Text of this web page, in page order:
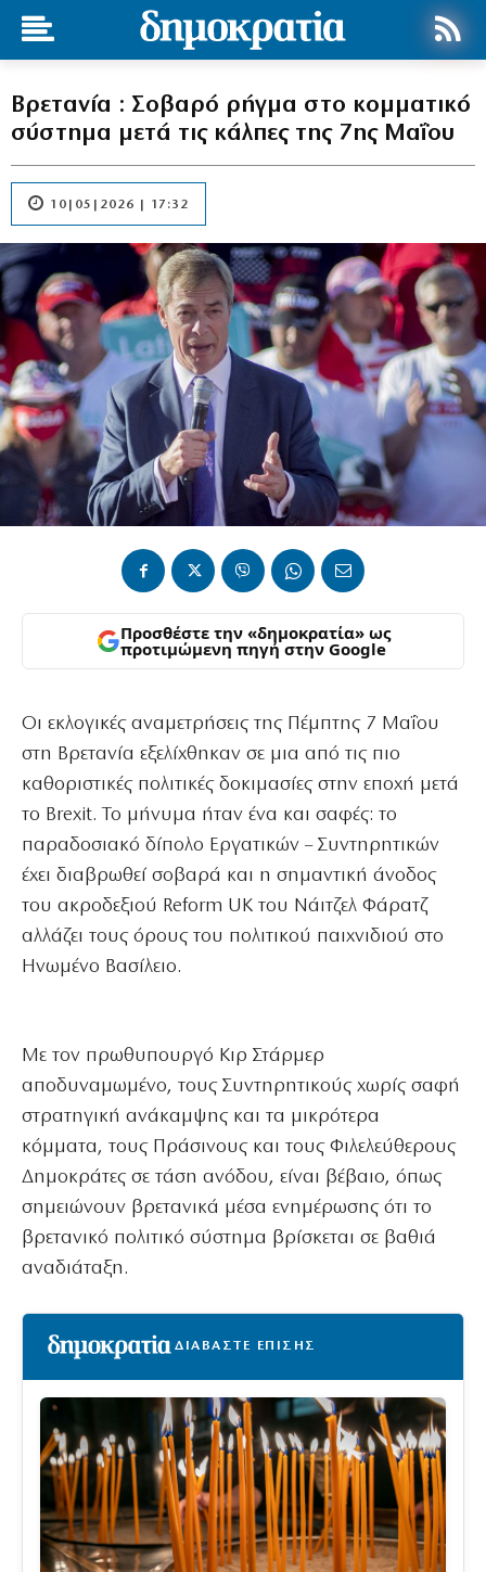
Βρετανία : Σοβαρό ρήγμα στο κομματικό
σύστημα μετά τις κάλπες της 7ης Μαΐου
10|05|2026 | 17:32
Προσθέστε την «δημοκρατία» ως
προτιμώμενη πηγή στην Google
Οι εκλογικές αναμετρήσεις της Πέμπτης 7 Μαΐου
στη Βρετανία εξελίχθηκαν σε μια από τις πιο
καθοριστικές πολιτικές δοκιμασίες στην εποχή μετά
το Brexit. Το μήνυμα ήταν ένα και σαφές: το
παραδοσιακό δίπολο Εργατικών – Συντηρητικών
έχει διαβρωθεί σοβαρά και η σημαντική άνοδος
του ακροδεξιού Reform UK του Νάιτζελ Φάρατζ
αλλάζει τους όρους του πολιτικού παιχνιδιού στο
Ηνωμένο Βασίλειο.
Με τον πρωθυπουργό Κιρ Στάρμερ
αποδυναμωμένο, τους Συντηρητικούς χωρίς σαφή
στρατηγική ανάκαμψης και τα μικρότερα
κόμματα, τους Πράσινους και τους Φιλελεύθερους
Δημοκράτες σε τάση ανόδου, είναι βέβαιο, όπως
σημειώνουν βρετανικά μέσα ενημέρωσης ότι το
βρετανικό πολιτικό σύστημα βρίσκεται σε βαθιά
αναδιάταξη.
ΔΙΑΒΑΣΤΕ ΕΠΙΣΗΣ